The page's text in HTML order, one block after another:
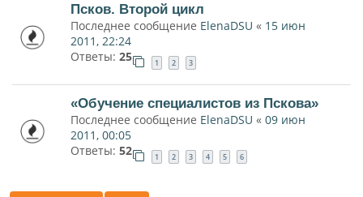
Псков. Второй цикл
Последнее сообщение ElenaDSU « 15 июн
2011, 22:24
Ответы: 25 1 2 3
«Обучение специалистов из Пскова»
Последнее сообщение ElenaDSU « 09 июн
2011, 00:05
Ответы: 52 1 2 3 4 5 6